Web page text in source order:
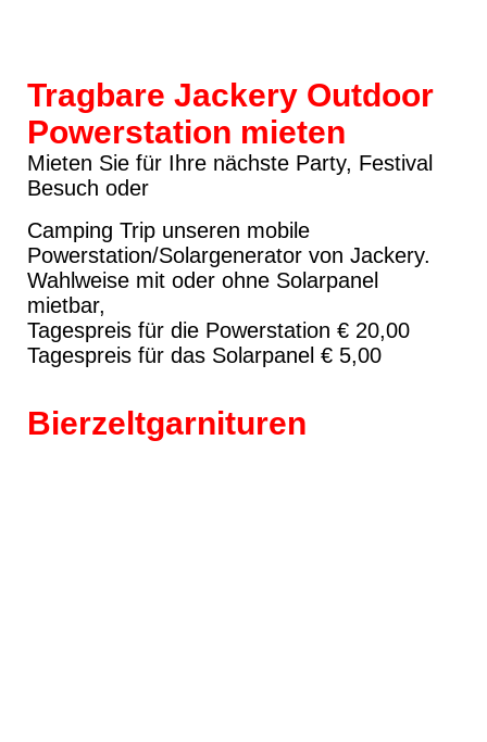
Tragbare Jackery Outdoor
Powerstation mieten
Mieten Sie für Ihre nächste Party, Festival
Besuch oder
Camping Trip unseren mobile
Powerstation/Solargenerator von Jackery.
Wahlweise mit oder ohne Solarpanel
mietbar,
Tagespreis für die Powerstation € 20,00
Tagespreis für das Solarpanel € 5,00
Bierzeltgarnituren